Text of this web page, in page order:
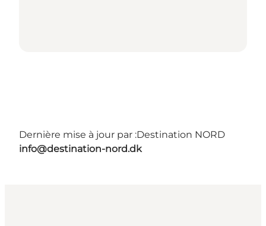
Dernière mise à jour par :Destination NORD
info@destination-nord.dk